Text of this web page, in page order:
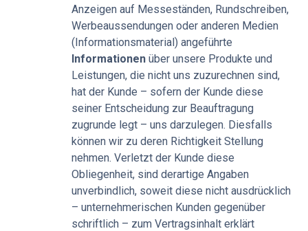
Anzeigen auf Messeständen, Rundschreiben,
Werbeaussendungen oder anderen Medien
(Informationsmaterial) angeführte
Informationen über unsere Produkte und
Leistungen, die nicht uns zuzurechnen sind,
hat der Kunde – sofern der Kunde diese
seiner Entscheidung zur Beauftragung
zugrunde legt – uns darzulegen. Diesfalls
können wir zu deren Richtigkeit Stellung
nehmen. Verletzt der Kunde diese
Obliegenheit, sind derartige Angaben
unverbindlich, soweit diese nicht ausdrücklich
– unternehmerischen Kunden gegenüber
schriftlich – zum Vertragsinhalt erklärt